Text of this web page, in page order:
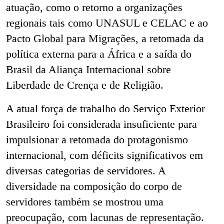
atuação, como o retorno a organizações
regionais tais como UNASUL e CELAC e ao
Pacto Global para Migrações, a retomada da
política externa para a África e a saída do
Brasil da Aliança Internacional sobre
Liberdade de Crença e de Religião.
A atual força de trabalho do Serviço Exterior
Brasileiro foi considerada insuficiente para
impulsionar a retomada do protagonismo
internacional, com déficits significativos em
diversas categorias de servidores. A
diversidade na composição do corpo de
servidores também se mostrou uma
preocupação, com lacunas de representação.